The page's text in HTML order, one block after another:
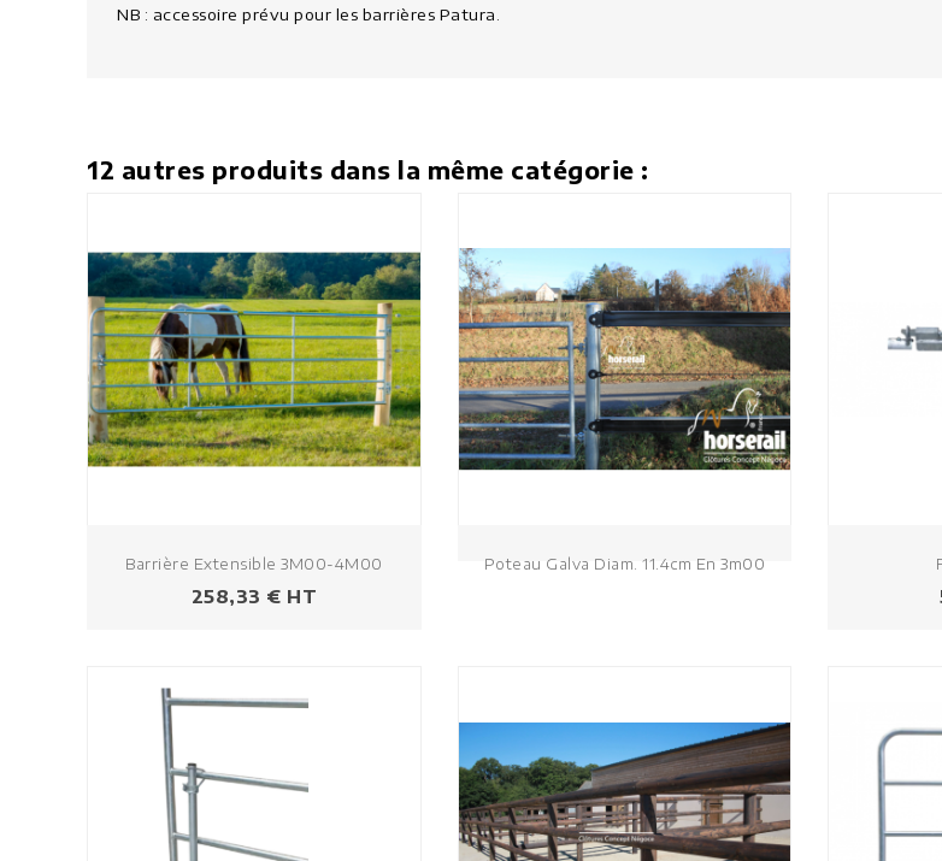
NB : accessoire prévu pour les barrières Patura.
12 autres produits dans la même catégorie :
Barrière Extensible 3M00-4M00
Prix
258,33 € HT
Poteau Galva Diam. 11.4cm En 3m00